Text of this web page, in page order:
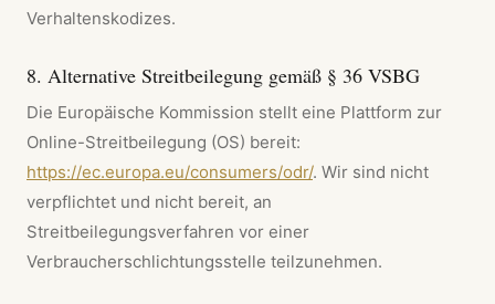
Verhaltenskodizes.
8. Alternative Streitbeilegung gemäß § 36 VSBG
Die Europäische Kommission stellt eine Plattform zur
Online-Streitbeilegung (OS) bereit:
https://ec.europa.eu/consumers/odr/. Wir sind nicht
verpflichtet und nicht bereit, an
Streitbeilegungsverfahren vor einer
Verbraucherschlichtungsstelle teilzunehmen.